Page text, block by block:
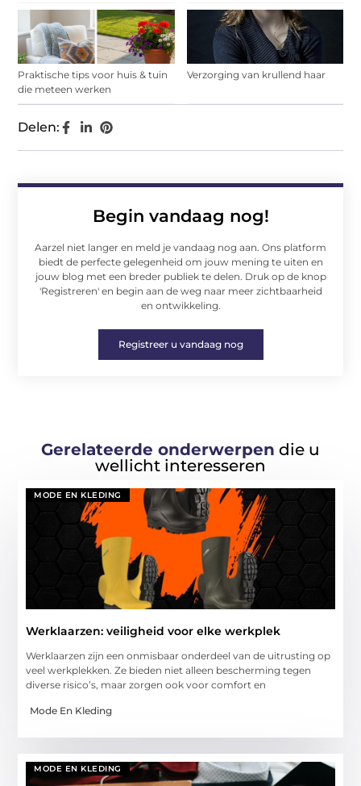
Praktische tips voor huis & tuin
die meteen werken
Verzorging van krullend haar
Begin vandaag nog!
Aarzel niet langer en meld je vandaag nog aan. Ons platform
biedt de perfecte gelegenheid om jouw mening te uiten en
jouw blog met een breder publiek te delen. Druk op de knop
'Registreren' en begin aan de weg naar meer zichtbaarheid
en ontwikkeling.
Registreer u vandaag nog
Delen:
Gerelateerde onderwerpen die u
wellicht interesseren
MODE EN KLEDING
Werklaarzen: veiligheid voor elke werkplek
Werklaarzen zijn een onmisbaar onderdeel van de uitrusting op
veel werkplekken. Ze bieden niet alleen bescherming tegen
diverse risico’s, maar zorgen ook voor comfort en
Mode En Kleding
MODE EN KLEDING